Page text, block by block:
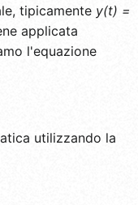
tipicamente y(t) =
applicata
l'equazione
utilizzando la